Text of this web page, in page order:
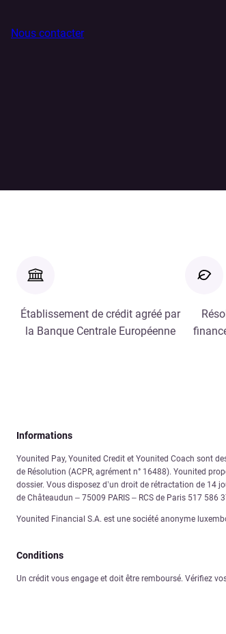
Nous contacter
Établissement de crédit agréé par
la Banque Centrale Européenne
Informations
Younited Pay, Younited Credit et Younited Coach sont
de Résolution (ACPR, agrément n° 16488). Younited
dossier. Vous disposez d’un droit de rétractation de 14
de Châteaudun – 75009 PARIS – RCS de Paris 517 586
Younited Financial S.A. est une société anonyme
Conditions
Un crédit vous engage et doit être remboursé. Vérifiez